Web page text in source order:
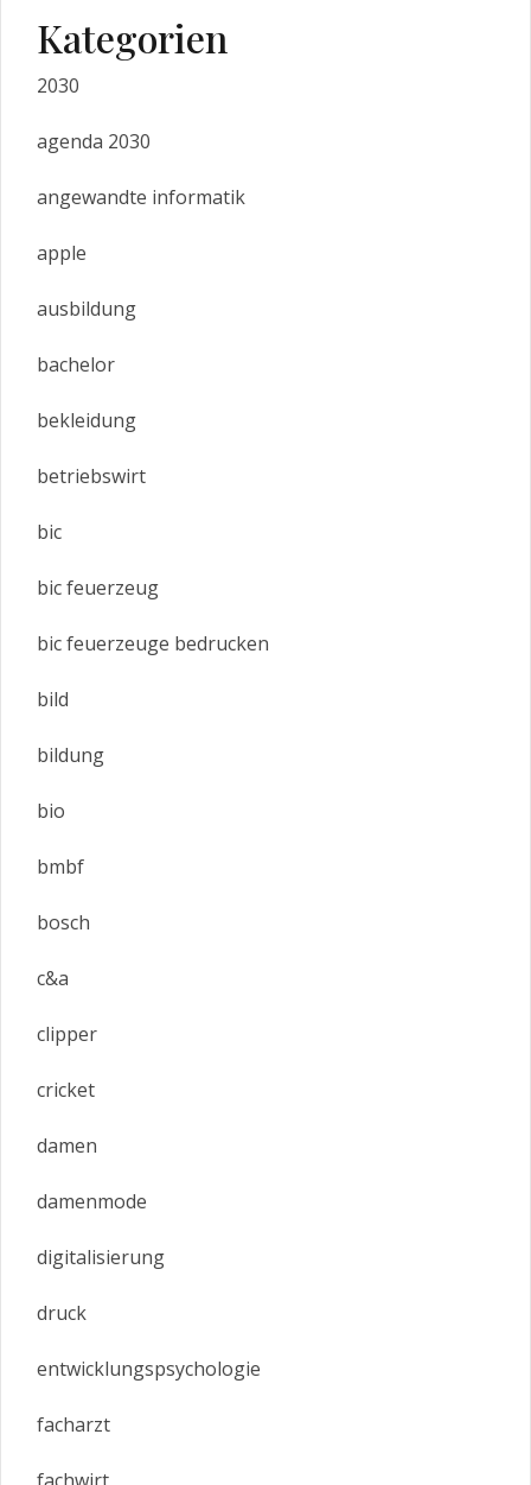
Kategorien
2030
agenda 2030
angewandte informatik
apple
ausbildung
bachelor
bekleidung
betriebswirt
bic
bic feuerzeug
bic feuerzeuge bedrucken
bild
bildung
bio
bmbf
bosch
c&a
clipper
cricket
damen
damenmode
digitalisierung
druck
entwicklungspsychologie
facharzt
fachwirt